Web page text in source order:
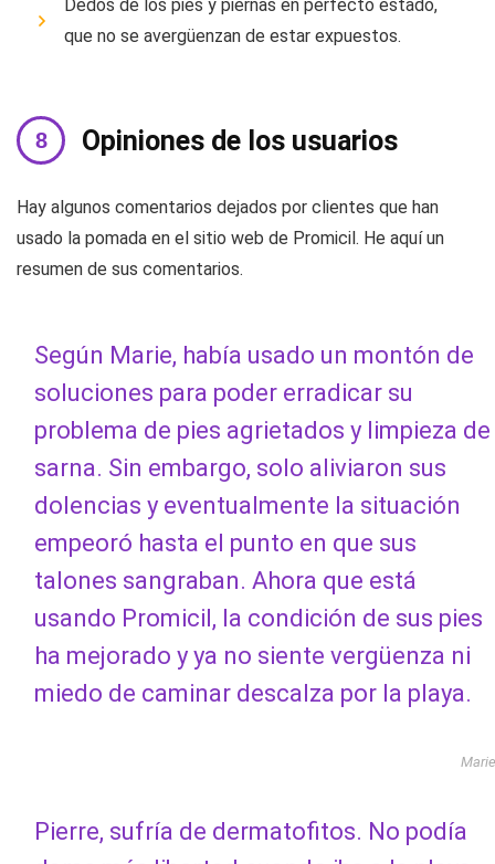
Dedos de los pies y piernas en perfecto estado,
que no se avergüenzan de estar expuestos.
Opiniones de los usuarios
Hay algunos comentarios dejados por clientes que han
usado la pomada en el sitio web de Promicil. He aquí un
resumen de sus comentarios.
Según Marie, había usado un montón de
soluciones para poder erradicar su
problema de pies agrietados y limpieza de
sarna. Sin embargo, solo aliviaron sus
dolencias y eventualmente la situación
empeoró hasta el punto en que sus
talones sangraban. Ahora que está
usando Promicil, la condición de sus pies
ha mejorado y ya no siente vergüenza ni
miedo de caminar descalza por la playa.
Marie
Pierre, sufría de dermatofitos. No podía